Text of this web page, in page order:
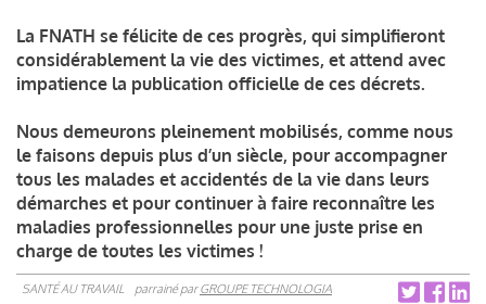
La FNATH se félicite de ces progrès, qui simplifieront
considérablement la vie des victimes, et attend avec
impatience la publication officielle de ces décrets.
Nous demeurons pleinement mobilisés, comme nous
le faisons depuis plus d’un siècle, pour accompagner
tous les malades et accidentés de la vie dans leurs
démarches et pour continuer à faire reconnaître les
maladies professionnelles pour une juste prise en
charge de toutes les victimes !
SANTÉ AU TRAVAIL parrainé parGROUPE TECHNOLOGIA